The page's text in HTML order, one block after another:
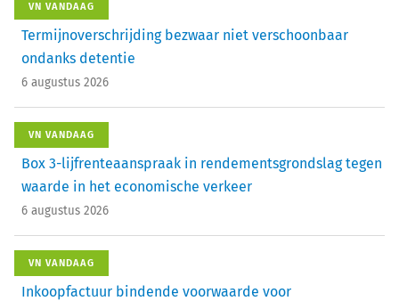
VN VANDAAG
Termijnoverschrijding bezwaar niet verschoonbaar
ondanks detentie
6 augustus 2026
VN VANDAAG
Box 3-lijfrenteaanspraak in rendementsgrondslag tegen
waarde in het economische verkeer
6 augustus 2026
VN VANDAAG
Inkoopfactuur bindende voorwaarde voor